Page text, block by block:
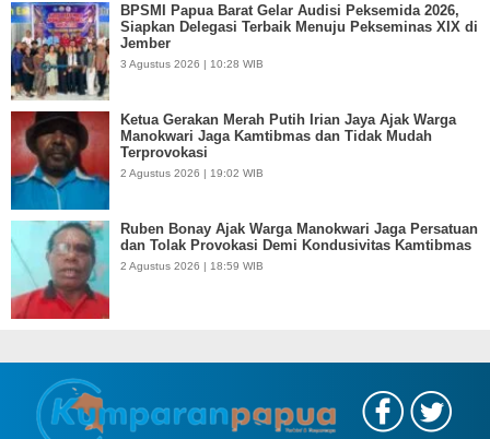
BPSMI Papua Barat Gelar Audisi Peksemida 2026,
Siapkan Delegasi Terbaik Menuju Pekseminas XIX di
Jember
3 Agustus 2026 | 10:28 WIB
Ketua Gerakan Merah Putih Irian Jaya Ajak Warga
Manokwari Jaga Kamtibmas dan Tidak Mudah
Terprovokasi
2 Agustus 2026 | 19:02 WIB
Ruben Bonay Ajak Warga Manokwari Jaga Persatuan
dan Tolak Provokasi Demi Kondusivitas Kamtibmas
2 Agustus 2026 | 18:59 WIB